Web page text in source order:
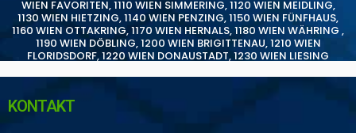
WIEN FAVORITEN,1110 WIEN SIMMERING,1120 WIEN MEIDLING,
1130 WIEN HIETZING,1140 WIEN PENZING,1150 WIEN FÜNFHAUS,
1160 WIEN OTTAKRING,1170 WIEN HERNALS,1180 WIEN WÄHRING ,
1190 WIEN DÖBLING,1200 WIEN BRIGITTENAU,1210 WIEN
FLORIDSDORF,1220 WIEN DONAUSTADT,1230 WIEN LIESING
KONTAKT